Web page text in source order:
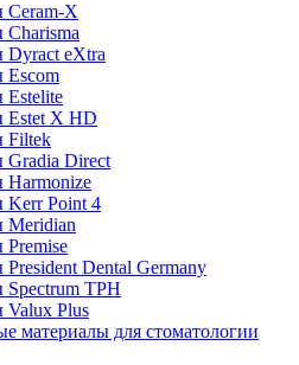
X
eXtra
X HD
Direct
Point 4
Dental Germany
TPH
Plus
материалы для стоматологии